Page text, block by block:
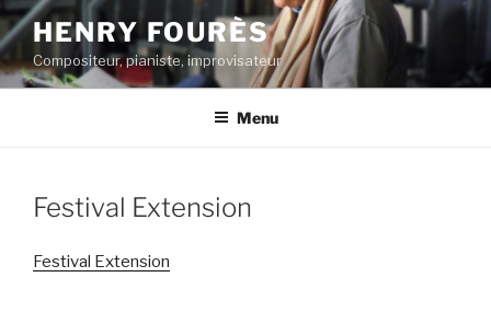
Aller
au
contenu
principal
HENRY FOURÈS
Compositeur, pianiste, improvisateur
Menu
Festival Extension
Festival Extension